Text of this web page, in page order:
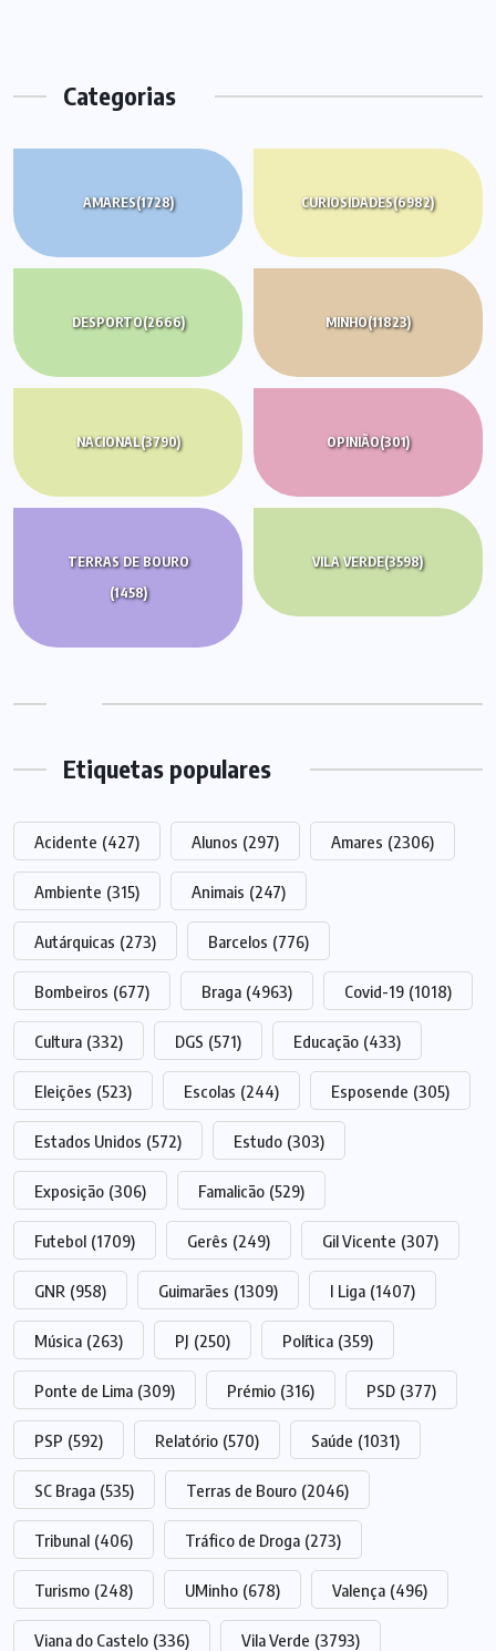
Categorias
AMARES(1728) CURIOSIDADES(6982)
DESPORTO(2666) MINHO(11823)
NACIONAL(3790) OPINIÃO(301)
TERRAS DE BOURO
(1458)
VILA VERDE(3598)
Etiquetas populares
Acidente (427) Alunos (297) Amares (2306)
Ambiente (315) Animais (247)
Autárquicas (273) Barcelos (776)
Bombeiros (677) Braga (4963) Covid-19 (1018)
Cultura (332) DGS (571) Educação (433)
Eleições (523) Escolas (244) Esposende (305)
Estados Unidos (572) Estudo (303)
Exposição (306) Famalicão (529)
Futebol (1709) Gerês (249) Gil Vicente (307)
GNR (958) Guimarães (1309) I Liga (1407)
Música (263) PJ (250) Política (359)
Ponte de Lima (309) Prémio (316) PSD (377)
PSP (592) Relatório (570) Saúde (1031)
SC Braga (535) Terras de Bouro (2046)
Tribunal (406) Tráfico de Droga (273)
Turismo (248) UMinho (678) Valença (496)
Viana do Castelo (336) Vila Verde (3793)